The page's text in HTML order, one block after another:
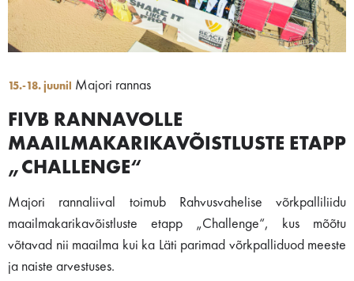
15.-18. juunil Majori rannas
FIVB RANNAVOLLE
MAAILMAKARIKAVÕISTLUSTE ETAPP
„CHALLENGE“
Majori rannaliival toimub Rahvusvahelise võrkpalliliidu
maailmakarikavõistluste etapp „Challenge“, kus mõõtu
võtavad nii maailma kui ka Läti parimad võrkpalliduod meeste
ja naiste arvestuses.